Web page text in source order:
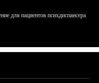
для пациентов психдиспансера